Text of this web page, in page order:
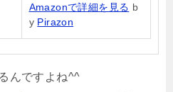
Amazonで詳細を見る b
y Pirazon
んですよね^^